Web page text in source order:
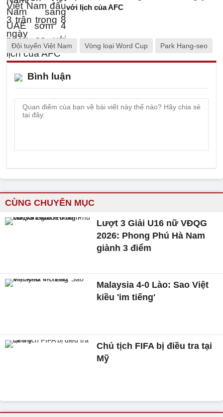
với lịch của AFC
Đội tuyển Việt Nam Vòng loại Word Cup Park Hang-seo
Bình luận
CÙNG CHUYÊN MỤC
Lượt 3 Giải U16 nữ VĐQG
2026: Phong Phú Hà Nam
giành 3 điểm
Malaysia 4-0 Lào: Sao Việt
kiều 'im tiếng'
Chủ tịch FIFA bị điều tra tại
Mỹ